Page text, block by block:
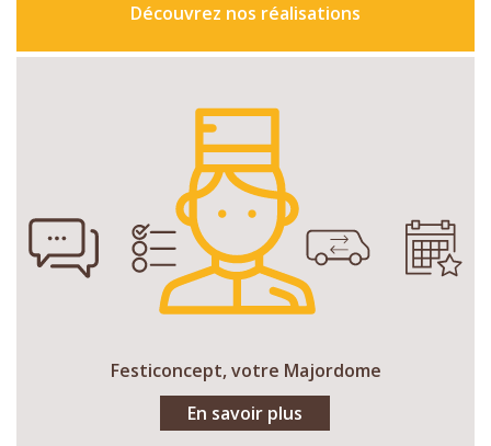
Découvrez nos réalisations
Festiconcept, votre Majordome
En savoir plus